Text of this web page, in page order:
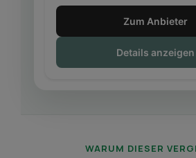
Zum Anbieter
Details anzeigen
WARUM DIESER